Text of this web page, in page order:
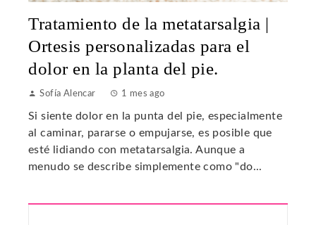
Tratamiento de la metatarsalgia |
Ortesis personalizadas para el
dolor en la planta del pie.
Sofía Alencar 1 mes ago
Si siente dolor en la punta del pie, especialmente
al caminar, pararse o empujarse, es posible que
esté lidiando con metatarsalgia. Aunque a
menudo se describe simplemente como "do...